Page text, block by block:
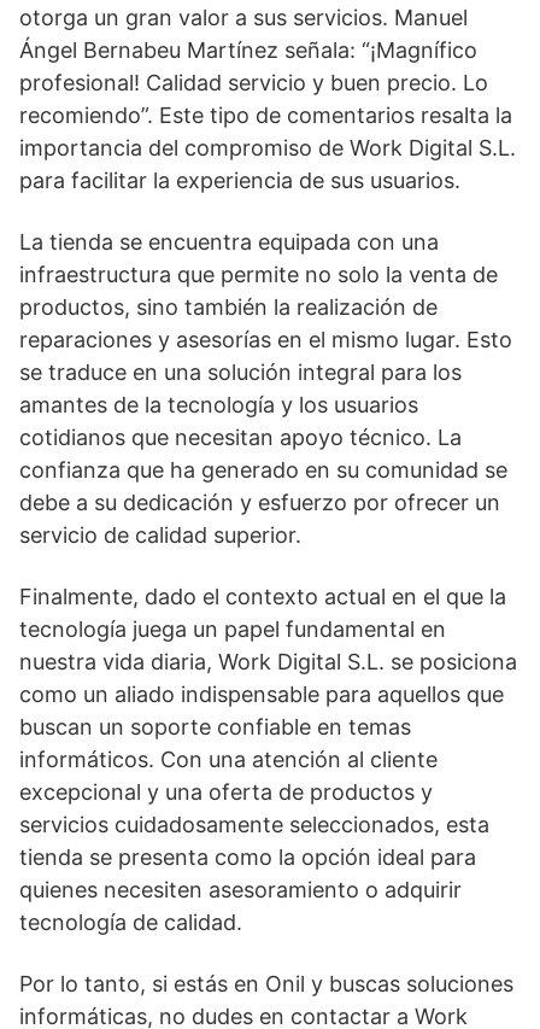
otorga un gran valor a sus servicios. Manuel
Ángel Bernabeu Martínez señala: “¡Magnífico
profesional! Calidad servicio y buen precio. Lo
recomiendo”. Este tipo de comentarios resalta la
importancia del compromiso de Work Digital S.L.
para facilitar la experiencia de sus usuarios.
La tienda se encuentra equipada con una
infraestructura que permite no solo la venta de
productos, sino también la realización de
reparaciones y asesorías en el mismo lugar. Esto
se traduce en una solución integral para los
amantes de la tecnología y los usuarios
cotidianos que necesitan apoyo técnico. La
confianza que ha generado en su comunidad se
debe a su dedicación y esfuerzo por ofrecer un
servicio de calidad superior.
Finalmente, dado el contexto actual en el que la
tecnología juega un papel fundamental en
nuestra vida diaria, Work Digital S.L. se posiciona
como un aliado indispensable para aquellos que
buscan un soporte confiable en temas
informáticos. Con una atención al cliente
excepcional y una oferta de productos y
servicios cuidadosamente seleccionados, esta
tienda se presenta como la opción ideal para
quienes necesiten asesoramiento o adquirir
tecnología de calidad.
Por lo tanto, si estás en Onil y buscas soluciones
informáticas, no dudes en contactar a Work